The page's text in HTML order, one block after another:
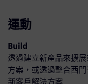
運動
Build
透過建立新產品來擴
方案，或透過整合西
新客戶解決方案